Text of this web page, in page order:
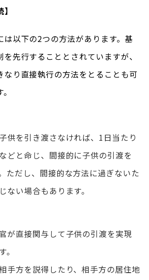
は以下の2つの方法があります。基
先行することとされていますが、
なり直接執行の方法をとることも可
供を引き渡さなければ、1日当たり
どと命じ、間接的に子供の引渡を
ただし、間接的な方法に過ぎないた
ない場合もあります。
が直接関与して子供の引渡を実現
手方を説得したり、相手方の居住地